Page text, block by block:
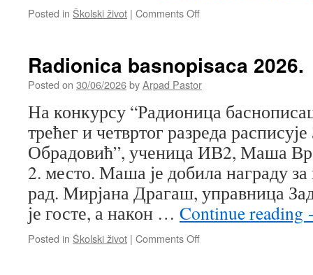
Posted in Školski život | Comments Offon
Radionica basnopisaca 2026.
Posted on 30/06/2026byArpad Pastor
На конкурсу “Радионица
трећег и четвртог разреда
Обрадовић”, ученица ИВ2, Маша
2. место. Маша је добила награду
рад. Мирјана Драгаш, управница
је госте, а након … Continue reading
Posted in Školski život | Comments Offon